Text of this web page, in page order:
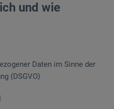
und wie
Daten im Sinne der
(DSGVO)